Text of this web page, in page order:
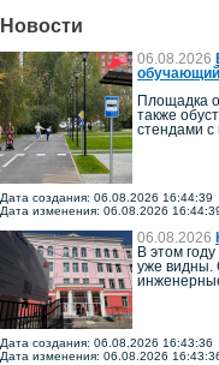
Новости
06.08.2026
обучающий
Площадка
также
стендами с
Дата создания: 06.08.2026 16:44:39
Дата изменения: 06.08.2026
06.08.2026
В этом
уже видны.
Дата создания: 06.08.2026 16:43:36
Дата изменения: 06.08.2026